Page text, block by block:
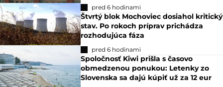
pred 6 hodinami
Štvrtý blok Mochoviec dosiahol kritický
stav. Po rokoch príprav prichádza
rozhodujúca fáza
pred 6 hodinami
Spoločnosť Kiwi prišla s časovo
obmedzenou ponukou: Letenky zo
Slovenska sa dajú kúpiť už za 12 eur